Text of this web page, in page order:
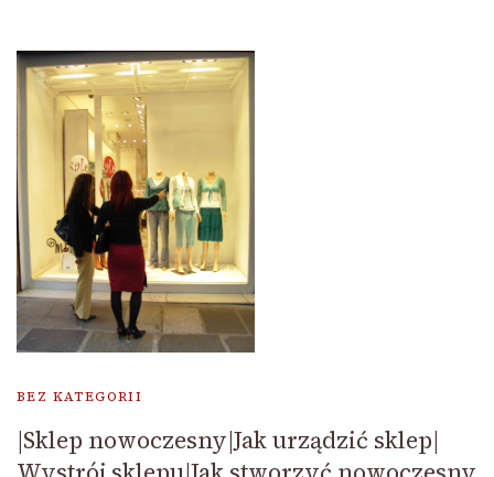
BEZ KATEGORII
|Sklep nowoczesny|Jak urządzić sklep|